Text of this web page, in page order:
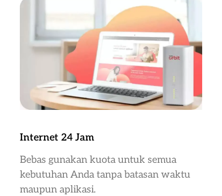
Internet 24 Jam
Bebas gunakan kuota untuk semua
kebutuhan Anda tanpa batasan waktu
maupun aplikasi.